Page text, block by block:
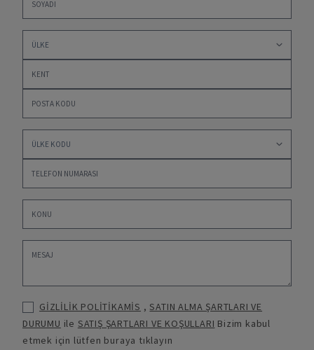
GİZLİLİK POLİTİKAMİS ,SATIN ALMA ŞARTLARI VE
DURUMU ile SATIŞ ŞARTLARI VE KOŞULLARI Bizim kabul
etmek için lütfen buraya tıklayın